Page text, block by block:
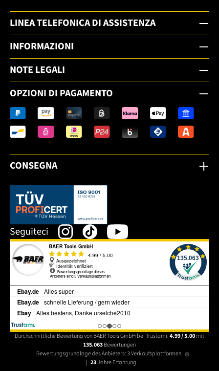
LINEA TELEFONICA DI ASSISTENZA
INFORMAZIONI
NOTE LEGALI
OPZIONI DI PAGAMENTO
CONSEGNA
Dieser Link öffnet sich in einem neuen Tab.
Seguiteci
Durchschnittliche Bewertung von BAER Tools GmbH bei Trustami:4.99 / 5.00mit
135.063Bewertungen
| Bewertungsgrundlage des Anbieters: 3 Verkaufsplattformen
| 23Jahre Erfahrung